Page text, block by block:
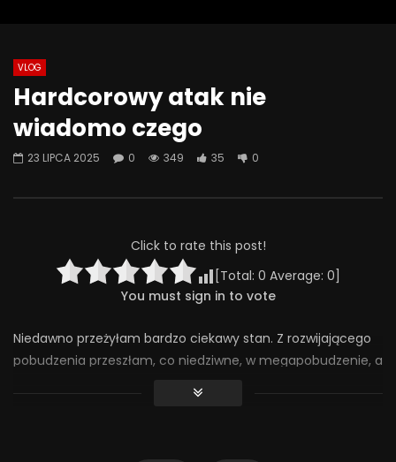
Alkohol, leki antydepresyjne (SSRI)
i benzodiazepiny – FATALNE
połączenie? | Misja Psychiatria
#143
0
653 44 0
VLOG
Hardcorowy atak nie
wiadomo czego
23 LIPCA 2025 0 349 35 0
Click to rate this post!
[Total: 0 Average: 0]
You must sign in to vote
Niedawno przeżyłam bardzo ciekawy stan. Z rozwijającego
pobudzenia przeszłam, co niedziwne, w megapobudzenie, a